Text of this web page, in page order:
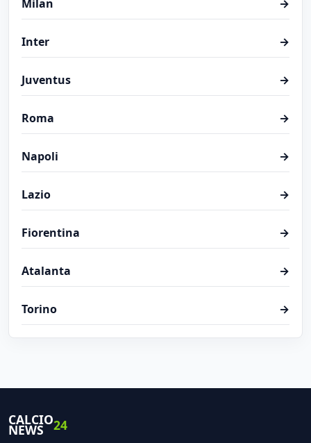
Milan →
Inter →
Juventus →
Roma →
Napoli →
Lazio →
Fiorentina →
Atalanta →
Torino →
CALCIO
NEWS 24